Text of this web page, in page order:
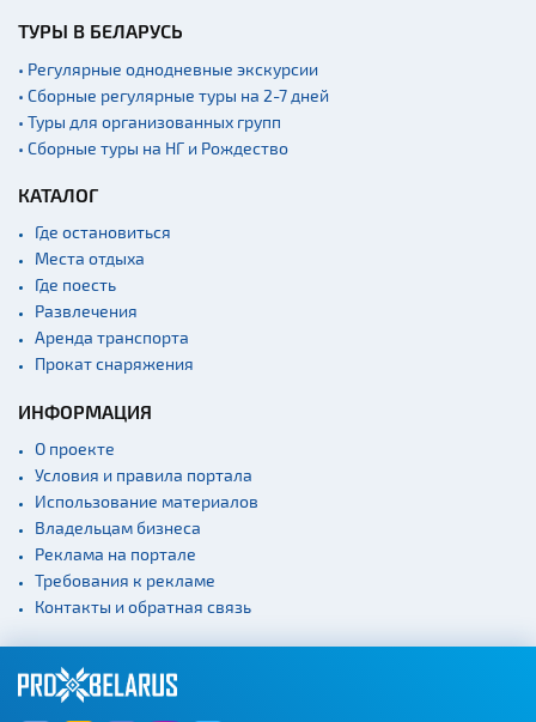
ТУРЫ В БЕЛАРУСЬ
• Регулярные однодневные экскурсии
• Сборные регулярные туры на 2-7 дней
• Туры для организованных групп
• Сборные туры на НГ и Рождество
КАТАЛОГ
Где остановиться
Места отдыха
Где поесть
Развлечения
Аренда транспорта
Прокат снаряжения
ИНФОРМАЦИЯ
О проекте
Условия и правила портала
Использование материалов
Владельцам бизнеса
Реклама на портале
Требования к рекламе
Контакты и обратная связь